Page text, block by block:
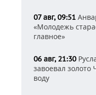
07 авг, 09:51
«Молодежь
главное»
06 авг, 21:30
завоевал
воду